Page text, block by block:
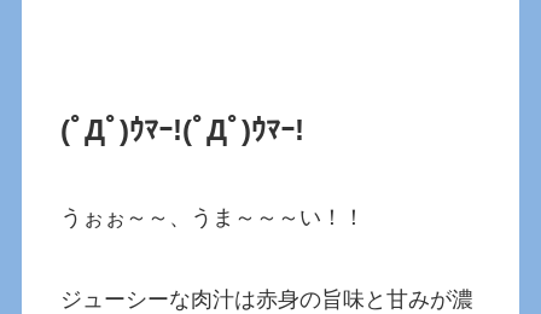
(ﾟДﾟ)ｳﾏｰ!(ﾟДﾟ)ｳﾏｰ!
うぉぉ～～、うま～～～い！！
ジューシーな肉汁は赤身の旨味と甘みが濃